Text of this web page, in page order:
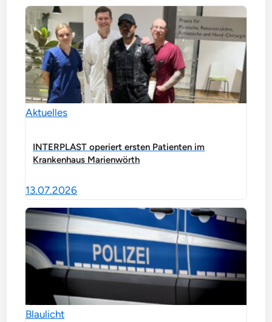
Aktuelles
INTERPLAST operiert ersten Patienten im
Krankenhaus Marienwörth
13.07.2026
Blaulicht